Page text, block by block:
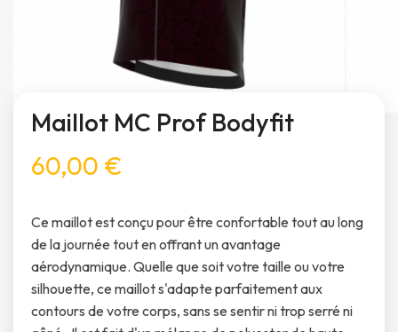
Maillot MC Prof Bodyfit
60,00 €
Ce maillot est conçu pour être confortable tout au long
de la journée tout en offrant un avantage
aérodynamique. Quelle que soit votre taille ou votre
silhouette, ce maillot s'adapte parfaitement aux
contours de votre corps, sans se sentir ni trop serré ni